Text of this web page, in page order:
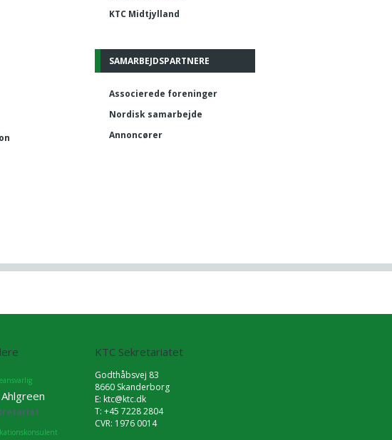
KTC Midtjylland
SAMARBEJDSPARTNERE
Associerede foreninger
Nordisk samarbejde
Annoncører
KTC Sekretariatet
Godthåbsvej 83
8660 Skanderborg
E: ktc@ktc.dk
T: +45 7228 2804
CVR: 1976 0014